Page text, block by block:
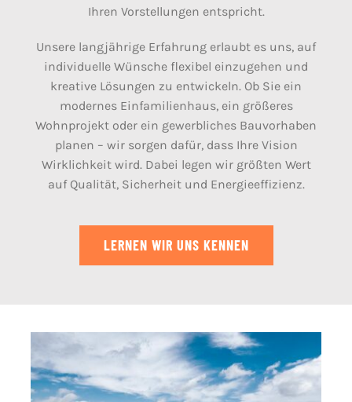
Ihren Vorstellungen entspricht.
Unsere langjährige Erfahrung erlaubt es uns, auf
individuelle Wünsche flexibel einzugehen und
kreative Lösungen zu entwickeln. Ob Sie ein
modernes Einfamilienhaus, ein größeres
Wohnprojekt oder ein gewerbliches Bauvorhaben
planen – wir sorgen dafür, dass Ihre Vision
Wirklichkeit wird. Dabei legen wir größten Wert
auf Qualität, Sicherheit und Energieeffizienz.
LERNEN WIR UNS KENNEN